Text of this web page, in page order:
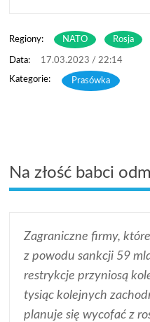
Regiony: NATO Rosja
17.03.2023 / 22:14
Prasówka
Na złość babci
Zagraniczne firmy,
z powodu sankcji 59
restrykcje przyniosą
tysiąc kolejnych
planuje się wycofać z